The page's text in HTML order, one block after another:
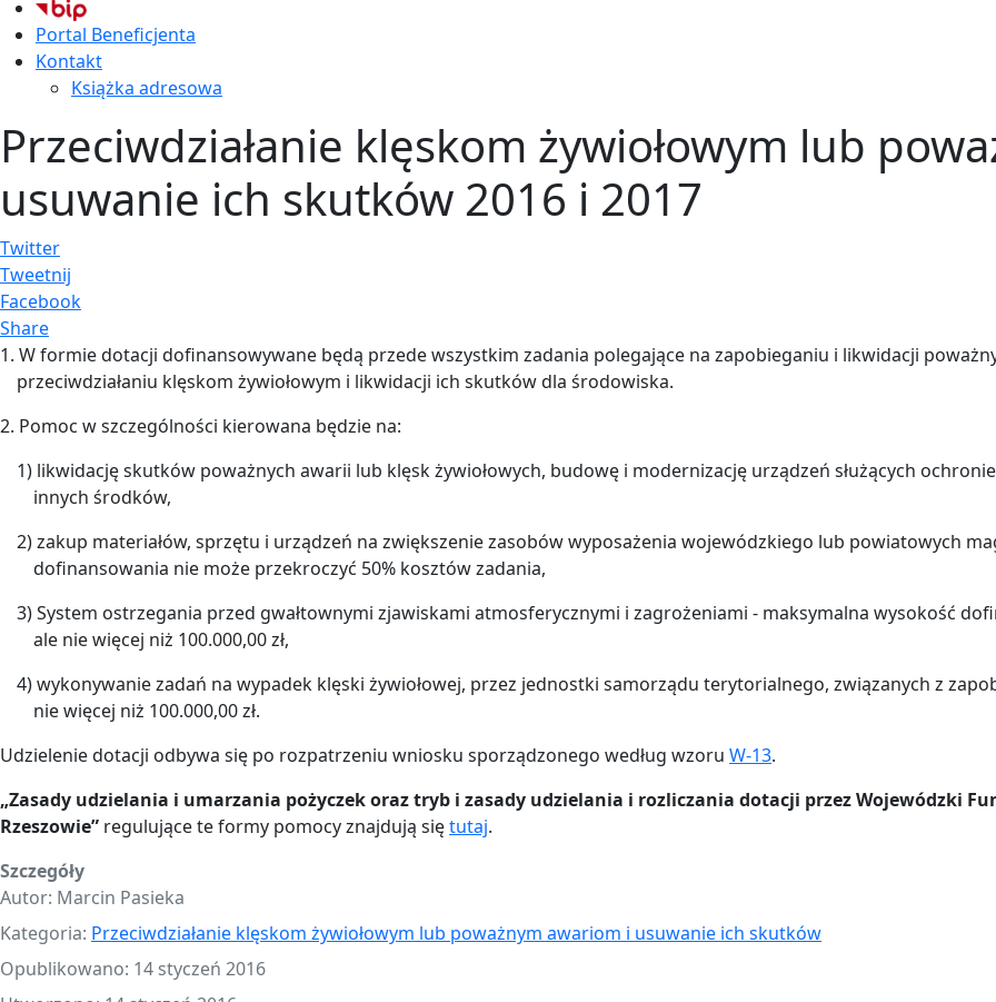
Portal Beneficjenta
Kontakt
Książka adresowa
Przeciwdziałanie klęskom żywiołowym lub
usuwanie ich skutków 2016 i 2017
Twitter
Tweetnij
Facebook
Share
1. W formie dotacji dofinansowywane będą przede wszystkim zadania polegające na zapobieganiu i likwidacji
przeciwdziałaniu klęskom żywiołowym i likwidacji ich skutków dla środowiska.
2. Pomoc w szczególności kierowana będzie na:
1) likwidację skutków poważnych awarii lub klęsk żywiołowych, budowę i modernizację urządzeń służących
innych środków,
2) zakup materiałów, sprzętu i urządzeń na zwiększenie zasobów wyposażenia wojewódzkiego lub powiatowych
dofinansowania nie może przekroczyć 50% kosztów zadania,
3) System ostrzegania przed gwałtownymi zjawiskami atmosferycznymi i zagrożeniami - maksymalna wysokość
ale nie więcej niż 100.000,00 zł,
4) wykonywanie zadań na wypadek klęski żywiołowej, przez jednostki samorządu terytorialnego, związanych z
nie więcej niż 100.000,00 zł.
Udzielenie dotacji odbywa się po rozpatrzeniu wniosku sporządzonego według wzoru W-13.
„Zasady udzielania i umarzania pożyczek oraz tryb i zasady udzielania i rozliczania dotacji przez Wojewódzki
Rzeszowie” regulujące te formy pomocy znajdują siętutaj.
Szczegóły
Autor: Marcin Pasieka
Kategoria: Przeciwdziałanie klęskom żywiołowym lub poważnym awariom i usuwanie ich skutków
Opublikowano: 14 styczeń 2016